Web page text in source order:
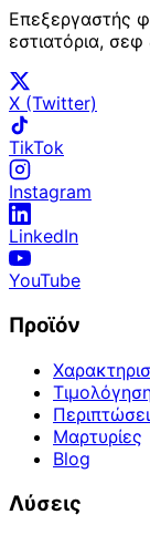
Επεξεργαστής
εστιατόρια,
X (Twitter)
TikTok
Instagram
LinkedIn
YouTube
Προϊόν
Μαρτυρίες
Blog
Λύσεις